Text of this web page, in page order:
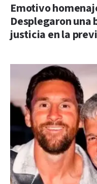
Emotivo
Desplegaron una
justicia en la